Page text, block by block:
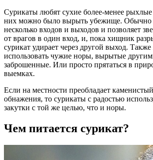
Сурикаты любят сухие более-менее
них можно было вырыть убежище. Обычно
несколько входов и выходов и позволяет
от врагов в один вход, и, пока хищник
сурикат удирает через другой выход.
использовать чужие норы, вырытые
заброшенные. Или просто прятаться в
выемках.
Если на местности преобладает
обнажения, то сурикаты с радостью
закутки с той же целью, что и норы.
Чем питается сурикат?